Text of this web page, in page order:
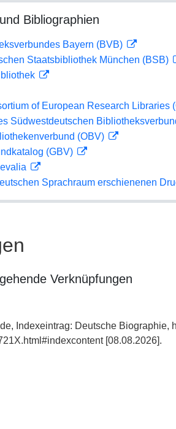
Bibliographien
Bayern (BVB)
Staatsbibliothek München (BSB)
of European Research Libraries
Südwestdeutschen
(OBV)
(GBV)
Sprachraum erschienenen
Verknüpfungen
Indexeintrag: Deutsche Biographie,
[08.08.2026].